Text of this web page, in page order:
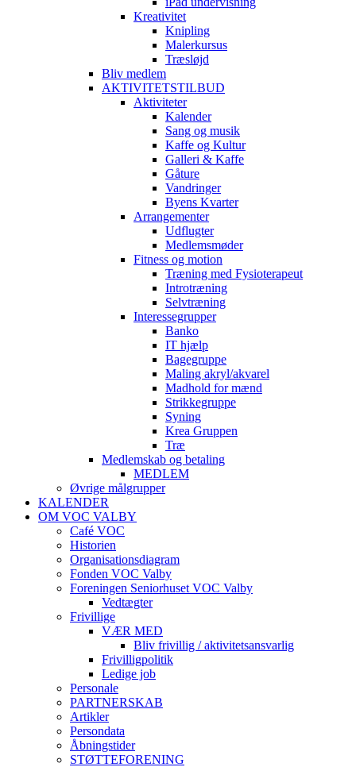
Kreativitet
Knipling
Malerkursus
Træsløjd
Bliv medlem
AKTIVITETSTILBUD
Aktiviteter
Kalender
Sang og musik
Kaffe og Kultur
Galleri & Kaffe
Gåture
Vandringer
Byens Kvarter
Arrangementer
Udflugter
Medlemsmøder
Fitness og motion
Træning med Fysioterapeut
Introtræning
Selvtræning
Interessegrupper
Banko
IT hjælp
Bagegruppe
Maling akryl/akvarel
Madhold for mænd
Strikkegruppe
Syning
Krea Gruppen
Træ
Medlemskab og betaling
MEDLEM
Øvrige målgrupper
KALENDER
OM VOC VALBY
Café VOC
Historien
Organisationsdiagram
Fonden VOC Valby
Foreningen Seniorhuset VOC Valby
Vedtægter
Frivillige
VÆR MED
Bliv frivillig / aktivitetsansvarlig
Frivilligpolitik
Ledige job
Personale
PARTNERSKAB
Artikler
Persondata
Åbningstider
STØTTEFORENING